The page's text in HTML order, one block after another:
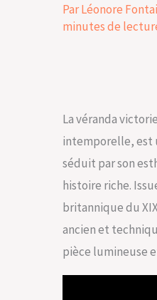
ParLéonore
minutes de
La véranda
intemporelle, est
séduit par son
histoire riche.
britannique du
ancien et
pièce lumineuse